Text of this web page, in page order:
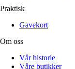
Praktisk
Gavekort
Om oss
Vår historie
Våre butikker